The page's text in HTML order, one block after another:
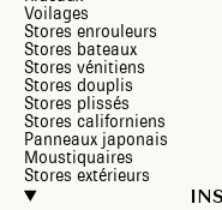
Voilages
Stores enrouleurs
Stores bateaux
Stores vénitiens
Stores douplis
Stores plissés
Stores californiens
Panneaux japonais
Moustiquaires
Stores extérieurs